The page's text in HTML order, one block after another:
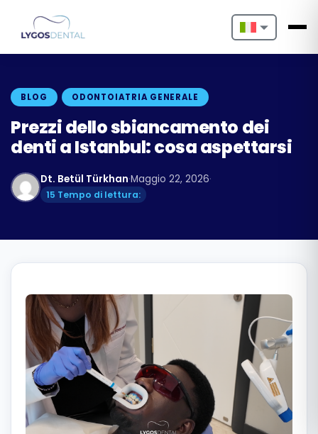
Nederlands
Français
Deutsch
Български
Română
Русский
BLOG ODONTOIATRIA GENERALE
Prezzi dello sbiancamento dei
denti a Istanbul: cosa aspettarsi
Dt. Betül Türkhan·Maggio 22, 2026·
15 Tempo di lettura: